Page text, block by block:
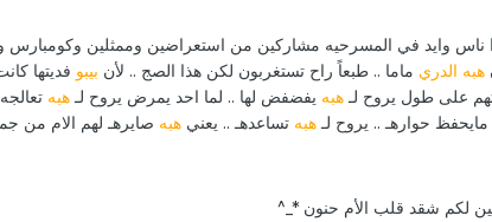
وايد في المسرحيه مشاركين من استعراضين وممثلين وكومبارس
هبه الدري ماما .. طبعاً راح تستغربون لكن هذا الصج .. لأن بيبو فديتها
على طول يروح لـ هبه يفضفض لها .. لما احد يمرض يروح لـ هبه
مايحفظ حوارهـ .. يروح لـ هبه تساعدهـ .. يعني هبه صايرهـ لهم الام من
لكم شقد قلب الأم حنون *_^